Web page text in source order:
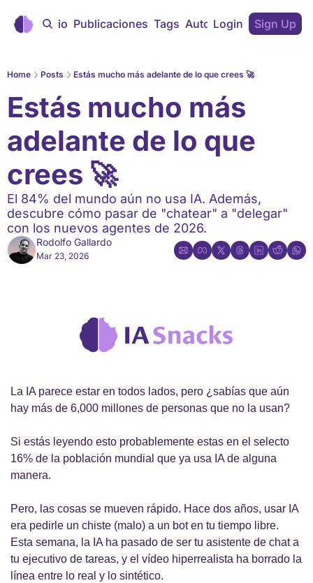
Inicio Publicaciones Tags AutoresLogin Sign Up
Home Posts Estás mucho más adelante de lo que crees 🚀
Estás mucho más
adelante de lo que
crees 🚀
El 84% del mundo aún no usa IA. Además,
descubre cómo pasar de "chatear" a "delegar"
con los nuevos agentes de 2026.
Rodolfo Gallardo
Mar 23, 2026
La IA parece estar en todos lados, pero ¿ sabías que aún
hay más de 6,000 millones de personas que no la usan?
Si estás leyendo esto probablemente estas en el selecto
16% de la población mundial que ya usa IA de alguna
manera.
Pero, las cosas se mueven rápido. Hace dos años, usar IA
era pedirle un chiste (malo) a un bot en tu tiempo libre.
Esta semana, la IA ha pasado de ser tu asistente de chat a
tu ejecutivo de tareas, y el vídeo hiperrealista ha borrado la
línea entre lo real y lo sintético.